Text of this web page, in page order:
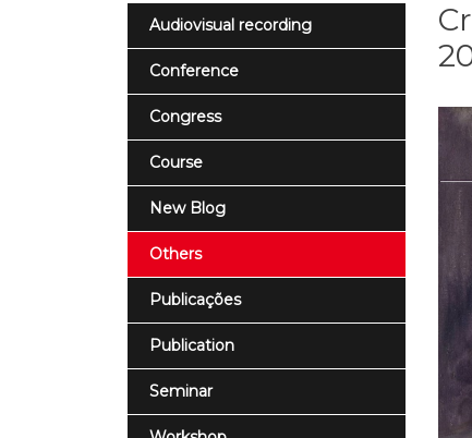
Audiovisual recording
Conference
Congress
Course
New Blog
Others
Publicações
Publication
Seminar